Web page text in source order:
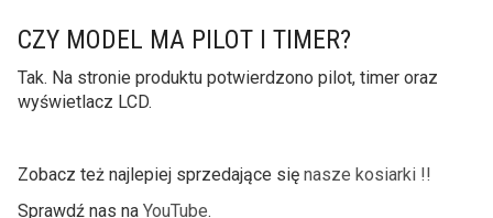
CZY MODEL MA PILOT I TIMER?
Tak. Na stronie produktu potwierdzono pilot, timer oraz
wyświetlacz LCD.
Zobacz też najlepiej sprzedające się nasze kosiarki !!
Sprawdź nas na YouTube.